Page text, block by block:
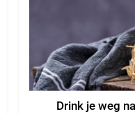
Drink je weg